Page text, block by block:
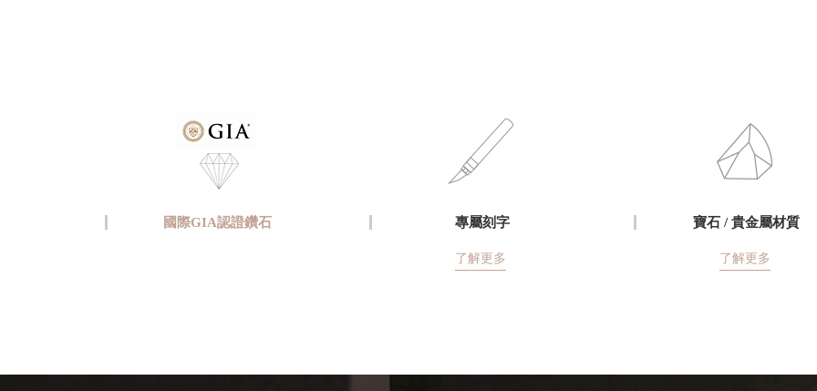
國際GIA認證鑽石 專屬刻字
了解更多
寶石 / 貴金屬材質
了解更多